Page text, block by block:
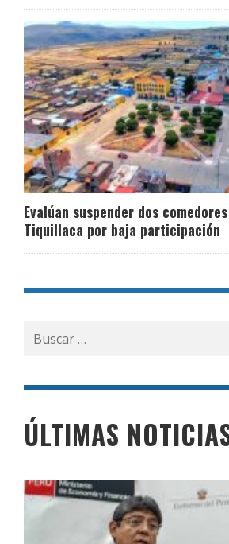
Evalúan suspender dos
Tiquillaca por baja participación
Buscar
por:
ÚLTIMAS